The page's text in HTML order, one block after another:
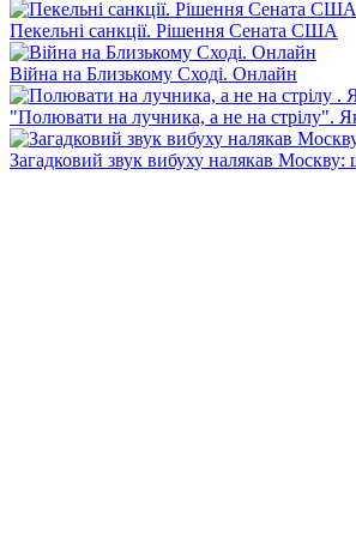
Пекельні санкції. Рішення Сената США
Війна на Близькому Сході. Онлайн
"Полювати на лучника, а не на стрілу".
Загадковий звук вибуху налякав Москву: